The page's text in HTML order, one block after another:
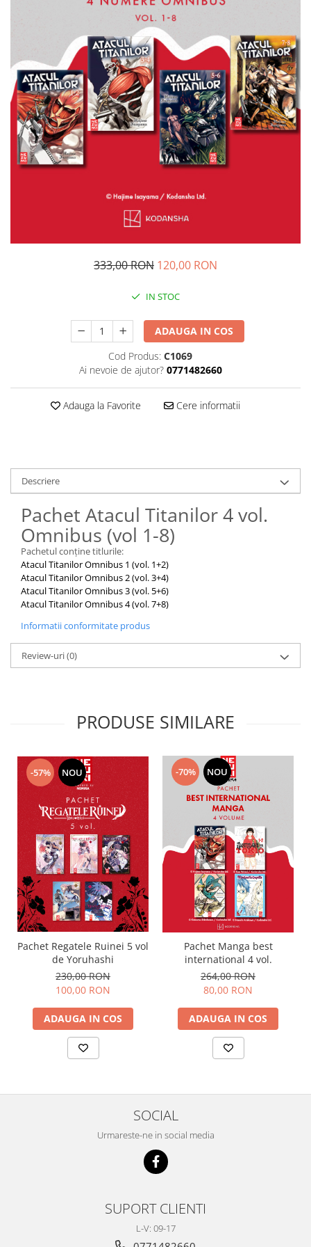
333,00 RON 120,00 RON
IN STOC
ADAUGA IN COS
Cod Produs: C1069
Ai nevoie de ajutor? 0771482660
Adauga la Favorite Cere informatii
Descriere
Pachet Atacul Titanilor 4 vol.
Omnibus (vol 1-8)
Pachetul conține titlurile:
Atacul Titanilor Omnibus 1 (vol. 1+2)
Atacul Titanilor Omnibus 2 (vol. 3+4)
Atacul Titanilor Omnibus 3 (vol. 5+6)
Atacul Titanilor Omnibus 4 (vol. 7+8)
Informatii conformitate produs
Review-uri(0)
PRODUSE SIMILARE
-57% NOU
Pachet Regatele Ruinei 5 vol
de Yoruhashi
230,00 RON
100,00 RON
ADAUGA IN COS
-70% NOU
Pachet Manga best
international 4 vol.
264,00 RON
80,00 RON
ADAUGA IN COS
SOCIAL
Urmareste-ne in social media
SUPORT CLIENTI
L-V: 09-17